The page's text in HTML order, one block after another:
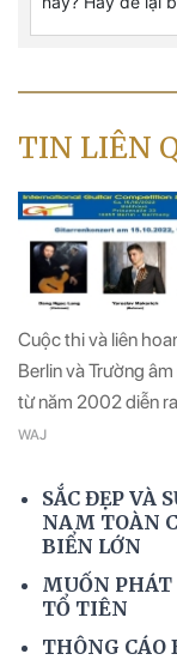
TIN LIÊN
Cuộc thi và liên
Berlin và Trường
từ năm 2002 diễn
WAJ
SẮC ĐẸP VÀ
NAM TOÀN
BIỂN LỚN
MUỐN PHÁT
TỔ TIÊN
THÔNG CÁO